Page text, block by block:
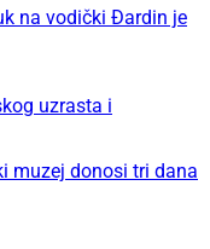
na vodički Đardin je
uzrasta i
muzej donosi tri dana